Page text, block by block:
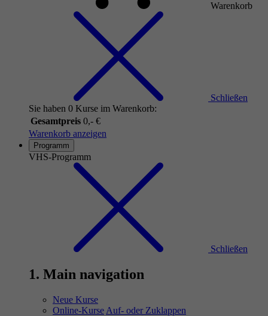
Warenkorb
Schließen
Sie haben 0 Kurse im Warenkorb:
Gesamtpreis 0,- €
Warenkorb anzeigen
Programm
VHS-Programm
Schließen
1. Main navigation
Neue Kurse
Online-Kurse Auf- oder Zuklappen